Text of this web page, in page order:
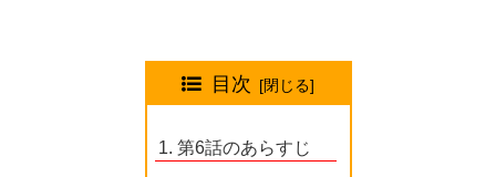
目次
第6話のあらすじ